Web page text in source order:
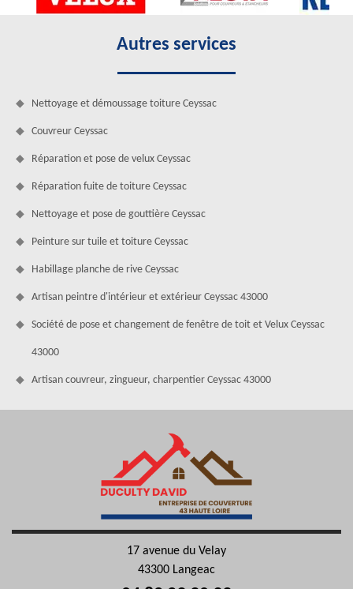
Autres services
Nettoyage et démoussage toiture Ceyssac
Couvreur Ceyssac
Réparation et pose de velux Ceyssac
Réparation fuite de toiture Ceyssac
Nettoyage et pose de gouttière Ceyssac
Peinture sur tuile et toiture Ceyssac
Habillage planche de rive Ceyssac
Artisan peintre d'intérieur et extérieur Ceyssac 43000
Société de pose et changement de fenêtre de toit et Velux Ceyssac
43000
Artisan couvreur, zingueur, charpentier Ceyssac 43000
17 avenue du Velay
43300 Langeac